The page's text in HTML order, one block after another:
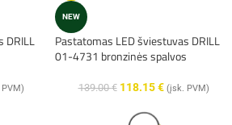
DRILL
NEW
Pastatomas LED šviestuvas DRILL
01-4731 bronzinės spalvos
139.00€ 118.15€ (įsk. PVM)